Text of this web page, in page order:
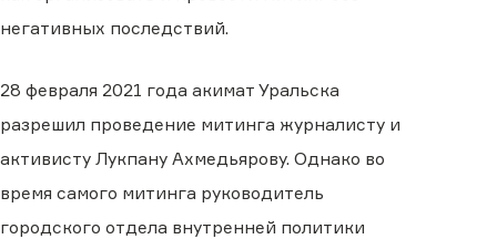
негативных последствий.
28 февраля 2021 года акимат Уральска
разрешил проведение митинга журналисту и
активисту Лукпану Ахмедьярову. Однако во
время самого митинга руководитель
городского отдела внутренней политики